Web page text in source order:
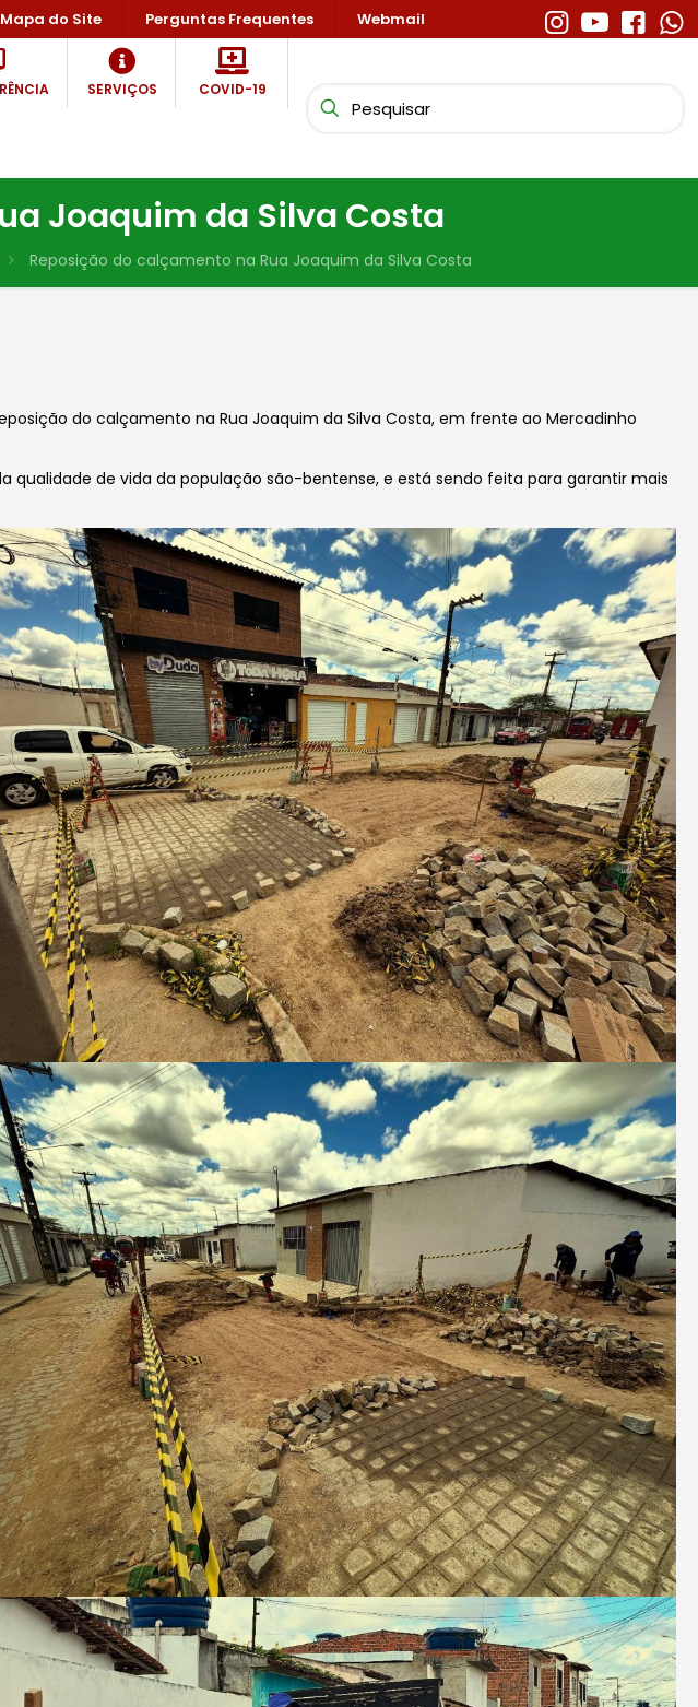
Mapa do Site Perguntas Frequentes Webmail
SERVIÇOS COVID-19
Joaquim da Silva Costa
Reposição do calçamento na Rua Joaquim da Silva Costa
do calçamento na Rua Joaquim da Silva Costa, em frente ao Mercadinho
qualidade de vida da população são-bentense, e está sendo feita para garantir mais